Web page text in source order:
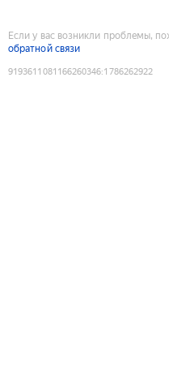
Если у вас возникли проблемы,
обратной связи
9193611081166260346:1786262922